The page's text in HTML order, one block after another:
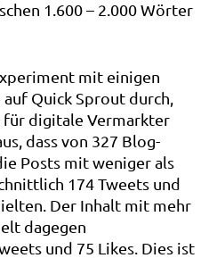
1.600 – 2.000 Wörter
mit einigen
Quick Sprout durch,
für digitale Vermarkter
dass von 327 Blog-
Posts mit weniger als
174 Tweets und
Der Inhalt mit mehr
dagegen
und 75 Likes. Dies ist